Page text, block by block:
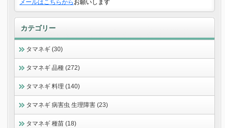
メールはこちらから お願いします
カテゴリー
タマネギ (30)
タマネギ 品種 (272)
タマネギ 料理 (140)
タマネギ 病害虫 生理障害 (23)
タマネギ 種苗 (18)